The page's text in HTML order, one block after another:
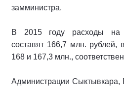
замминистра.
В 2015 году расходы на
составят 166,7 млн.
168 и 167,3 млн.,
Администрации Сыктывкара,